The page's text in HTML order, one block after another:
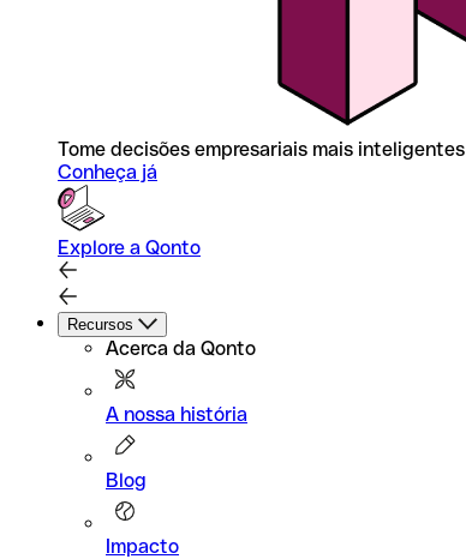
Tome decisões empresariais mais inteligentes
Conheça já
Explore a Qonto
Recursos
Acerca da Qonto
A nossa história
Blog
Impacto